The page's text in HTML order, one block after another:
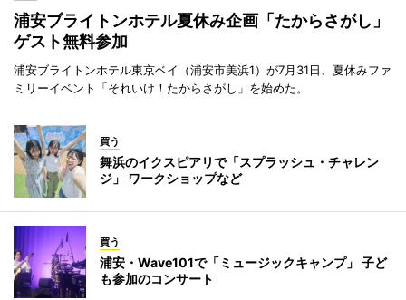
浦安ブライトンホテル夏休み企画「たからさがし」
ゲスト無料参加
浦安ブライトンホテル東京ベイ（浦安市美浜1）が7月31日、夏休みファ
ミリーイベント「それいけ！たからさがし」を始めた。
買う
舞浜のイクスピアリで「スプラッシュ・チャレン
ジ」 ワークショップなど
買う
浦安・Wave101で「ミュージックキャンプ」 子ど
も参加のコンサート